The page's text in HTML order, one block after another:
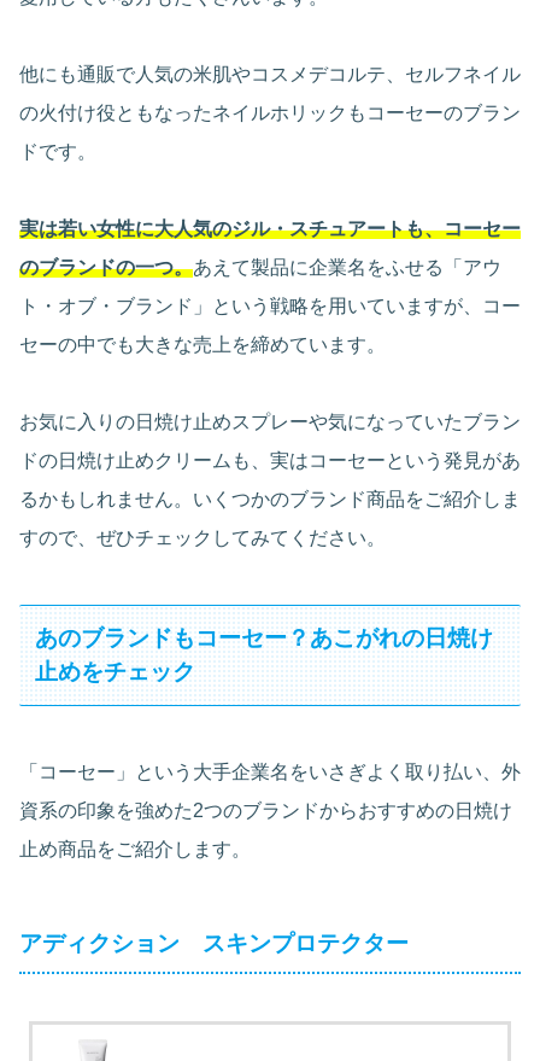
他にも通販で人気の米肌やコスメデコルテ、セルフネイル
の火付け役ともなったネイルホリックもコーセーのブラン
ドです。
実は若い女性に大人気のジル・スチュアートも、コーセー
のブランドの一つ。あえて製品に企業名をふせる「アウ
ト・オブ・ブランド」という戦略を用いていますが、コー
セーの中でも大きな売上を締めています。
お気に入りの日焼け止めスプレーや気になっていたブラン
ドの日焼け止めクリームも、実はコーセーという発見があ
るかもしれません。いくつかのブランド商品をご紹介しま
すので、ぜひチェックしてみてください。
あのブランドもコーセー？あこがれの日焼け
止めをチェック
「コーセー」という大手企業名をいさぎよく取り払い、外
資系の印象を強めた2つのブランドからおすすめの日焼け
止め商品をご紹介します。
アディクション スキンプロテクター